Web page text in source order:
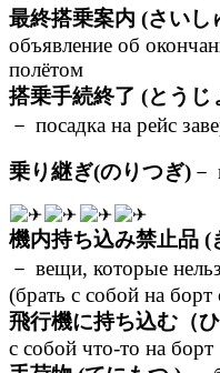
最終搭乗案内 (さいし
объявление об
полётом
搭乗手続終了 (とうじ
－ посадка на рейс
乗り継ぎ(のりつぎ) －
機内持ち込み禁止品 (
－ вещи, которые
(брать с собой на борт
飛行機に持ち込む（
с собой что-то на борт